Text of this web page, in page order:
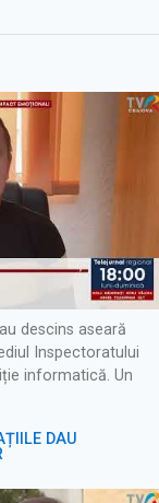
descins aseară
Inspectoratului
informatică. Un
DAU